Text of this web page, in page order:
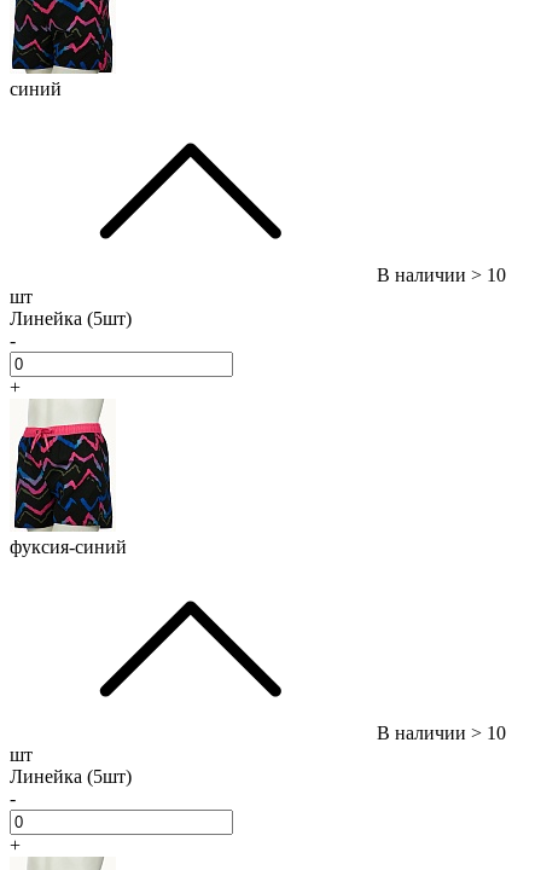
синий
В наличии > 10
шт
Линейка (5шт)
-
+
фуксия-синий
В наличии > 10
шт
Линейка (5шт)
-
+